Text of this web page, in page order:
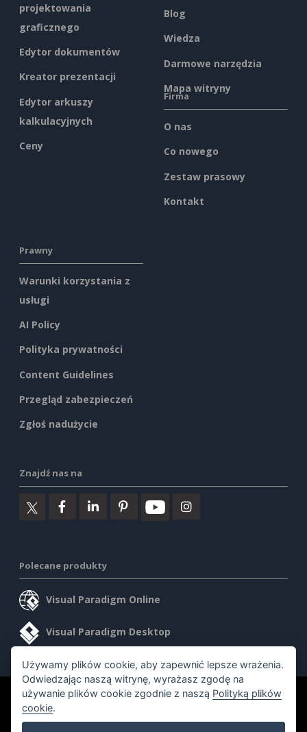
projektowania
graficznego
Edytor dokumentów
Kreator prezentacji
Edytor arkuszy
kalkulacyjnych
Ceny
Blog
Wiedza
Darmowe narzędzia
Mapa witryny
Firma
O nas
Co nowego
Zestaw prasowy
Kontakt
Prawny
Warunki korzystania z
usługi
AI Policy
Polityka prywatności
Content Guidelines
Przegląd zabezpieczeń
Zgłoś nadużycie
Znajdź nas na
Polecane produkty
Visual Paradigm Online
Visual Paradigm Desktop
©2026 by Visual Paradigm. Wszelkie prawa zastrzeżone.
Używamy plików cookie, aby zapewnić lepsze wrażenia.
Odwiedzając naszą witrynę, wyrażasz zgodę na
używanie plików cookie zgodnie z naszą Polityką plików
cookie.